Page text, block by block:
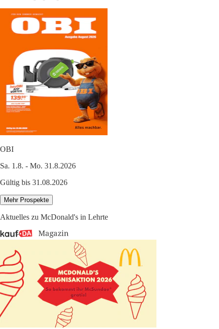
OBI
Sa. 1.8. - Mo. 31.8.2026
Gültig bis 31.08.2026
Mehr Prospekte
Aktuelles zu McDonald's in Lehrte